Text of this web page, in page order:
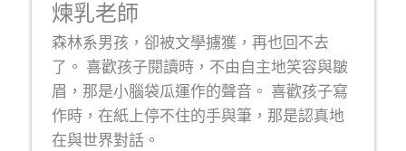
煉乳老師
森林系男孩，卻被文學擄獲，再也回不去
了。 喜歡孩子閱讀時，不由自主地笑容與皺
眉，那是小腦袋瓜運作的聲音。 喜歡孩子寫
作時，在紙上停不住的手與筆，那是認真地
在與世界對話。